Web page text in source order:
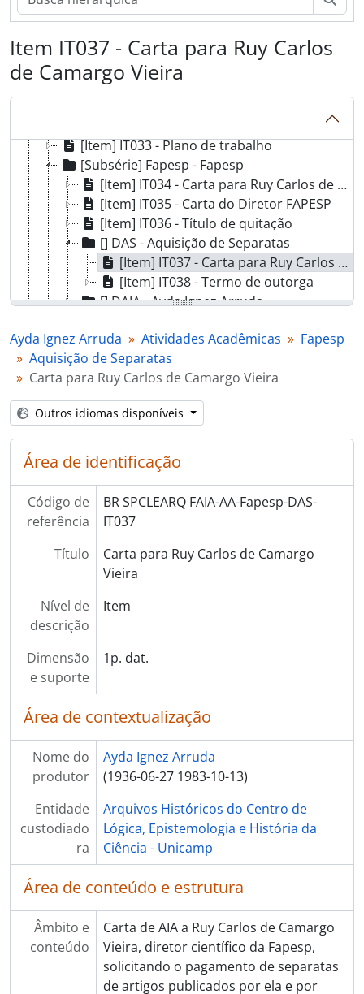
Item IT037 - Carta para Ruy Carlos
de Camargo Vieira
[Item] IT026 - Ofício SG/2 – n° 118/83
[Item] IT028 - Carta de Carlos A. Ribeiro de Moura
[Item] IT029 - Carta de AIA para Carlos A. Ribeiro de Moura
[Item] IT030 - Ofício 169/83
[Item] IT033 - Plano de trabalho
[Subsérie] Fapesp - Fapesp
[Item] IT034 - Carta para Ruy Carlos de Camargo Vieira
[Item] IT035 - Carta do Diretor FAPESP
[Item] IT036 - Título de quitação
[] DAS - Aquisição de Separatas
[Item] IT037 - Carta para Ruy Carlos de Camargo Vieira
[Item] IT038 - Termo de outorga
[] DAIA - Ayda Ignez Arruda
[] DLS - Leslaw Szczerba
[] DNC - Newton da Costa
[] DRAMM - Regina Aparecida Munhoz Moreno
[] DCNPq - CNPq
[] DASL - Association for Symbolic Logic
[] DCS - VII International Congress of Logic, Methodology and Philosophy of Science
[] DSLALM - III Simpósio Latino-Americano de Lógica Matemática
[] DD - Docência
[] DCE - Contratos de Editoras
[Série] AAdm - Atividades Administrativas
[Série] C - Correspondência
[Série] PIm - Produção Intelectual Manuscrita
[Série] Impr - Impressos
[Série] CV - Curriculum Vitae de Terceiros
[Série] H - Hemeroteca
[Série] AV - Áudio Visual
[Série] F - Fotografias
Ayda Ignez Arruda Atividades Acadêmicas
Fapesp
Aquisição de Separatas
Carta para Ruy Carlos de Camargo Vieira
Outros idiomas disponíveis
Área de identificação
Código de
referência
BR SPCLEARQ FAIA-AA-Fapesp-DAS-
IT037
Título
Carta para Ruy Carlos de Camargo
Vieira
Nível de
descrição
Item
Dimensão
e suporte
1p. dat.
Área de contextualização
Nome do
produtor
Ayda Ignez Arruda
(1936-06-27 1983-10-13)
Entidade
custodiado
ra
Arquivos Históricos do Centro de
Lógica, Epistemologia e História da
Ciência - Unicamp
Área de conteúdo e estrutura
Âmbito e
conteúdo
Carta de AIA a Ruy Carlos de Camargo
Vieira, diretor científico da Fapesp,
solicitando o pagamento de separatas
de artigos publicados por ela e por